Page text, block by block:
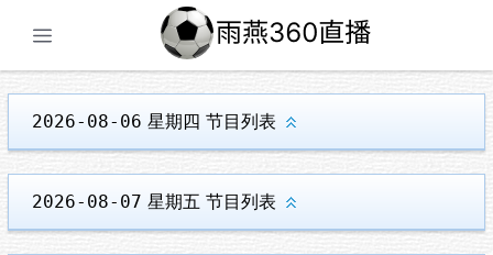
2026-08-06 星期四 节目列表
2026-08-07 星期五 节目列表